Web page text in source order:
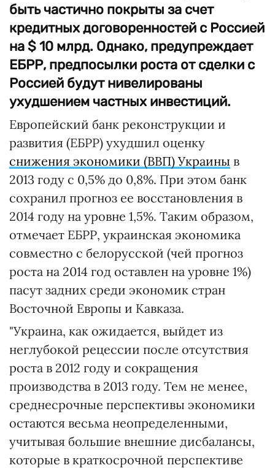
быть частично покрыты за счет
кредитных договоренностей с Россией
на $ 10 млрд. Однако, предупреждает
ЕБРР, предпосылки роста от сделки с
Россией будут нивелированы
ухудшением частных инвестиций.
Европейский банк реконструкции и
развития (ЕБРР) ухудшил оценку
снижения экономики (ВВП) Украины в
2013 году с 0,5% до 0,8%. При этом банк
сохранил прогноз ее восстановления в
2014 году на уровне 1,5%. Таким образом,
отмечает ЕБРР, украинская экономика
совместно с белорусской (чей прогноз
роста на 2014 год оставлен на уровне 1%)
пасут задних среди экономик стран
Восточной Европы и Кавказа.
"Украина, как ожидается, выйдет из
неглубокой рецессии после отсутствия
роста в 2012 году и сокращения
производства в 2013 году. Тем не менее,
среднесрочные перспективы экономики
остаются весьма неопределенными,
учитывая большие внешние дисбалансы,
которые в краткосрочной перспективе